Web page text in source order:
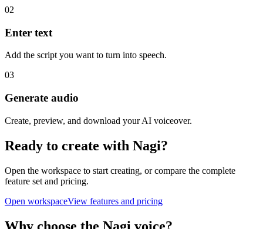
02
Enter text
Add the script you want to turn into speech.
03
Generate audio
Create, preview, and download your AI voiceover.
Ready to create with Nagi?
Open the workspace to start creating, or compare the complete
feature set and pricing.
Open workspaceView features and pricing
Why choose the Nagi voice?